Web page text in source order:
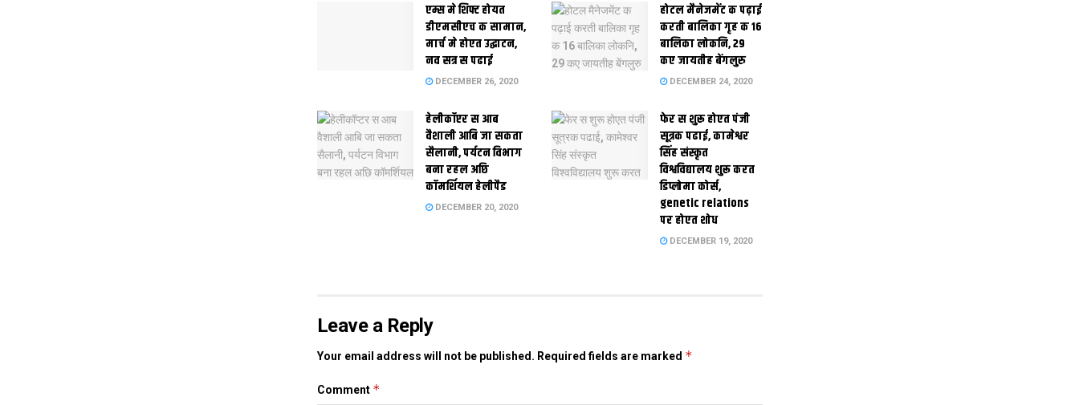
एम्स मे शिफ्ट होयत
डीएमसीएच क सामान,
मार्च मे होएत उद्घाटन,
नव सत्र स पढाई
DECEMBER 26, 2020
होटल मैनेजमेंट क पढ़ाई
करती बालिका गृह क 16
बालिका लोकनि, 29
कए जायतीह बेंगलुरु
DECEMBER 24, 2020
हेलीकॉप्टर स आब
वैशाली आबि जा सकता
सैलानी, पर्यटन विभाग
बना रहल अछि
कॉमर्शियल हेलीपैड
DECEMBER 20, 2020
फेर स शुरू होएत पंजी
सूत्रक पढाई, कामेश्वर
सिंह संस्कृत
विश्वविद्यालय शुरू करत
डिप्लोमा कोर्स,
genetic relations
पर होएत शोध
DECEMBER 19, 2020
Leave a Reply
Your email address will not be published. Required fields are marked *
Comment *